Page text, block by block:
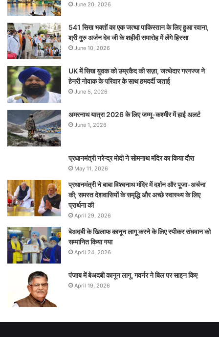
June 20, 2026
541 सिख भक्तों का एक जत्था पाकिस्तान के लिए हुआ रवाना,
श्री गुरु अर्जन देव जी के शहीदी समारोह में लेंगे हिस्सा
June 10, 2026
UK में सिख युवक को उम्रकैद की सज़ा, जत्थेदार गरगज्ज ने
हेनरी नोवाक के परिवार के साथ हमदर्दी जताई
June 5, 2026
अमरनाथ यात्रा 2026 के लिए जम्मू-कश्मीर में हाई अलर्ट
June 1, 2026
प्रधानमंत्री नरेन्‍द्र मोदी ने सोमनाथ मंदिर का किया दौरा
May 11, 2026
प्रधानमंत्री ने बाबा विश्वनाथ मंदिर में दर्शन और पूजा-अर्चना
की; समस्‍त देशवासियों के समृद्धि और अच्छे स्वास्थ्य के लिए
प्रार्थना की
April 29, 2026
बेअदबी के खिलाफ कानून लागू करने के लिए स्पीकर संधवान को
सम्मानित किया गया
April 24, 2026
पंजाब में बेअदबी कानून लागू, गवर्नर ने बिल पर साइन किए
April 19, 2026